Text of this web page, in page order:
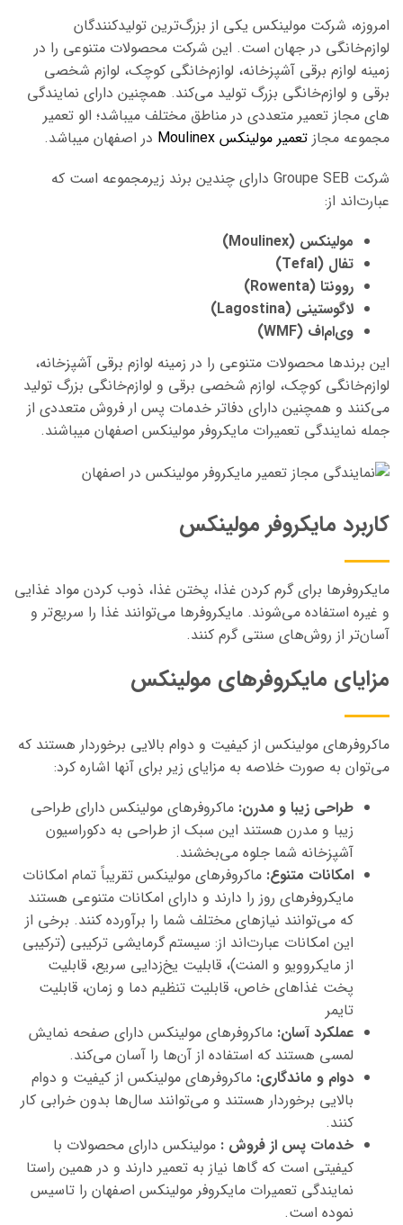
امروزه، شرکت مولینکس یکی از بزرگ‌ترین تولیدکنندگان
لوازم‌خانگی در جهان است. این شرکت محصولات متنوعی را در
زمینه لوازم برقی آشپزخانه، لوازم‌خانگی کوچک، لوازم شخصی
برقی و لوازم‌خانگی بزرگ تولید می‌کند. همچنین دارای نمایندگی
های مجاز تعمیر متعددی در مناطق مختلف میباشد؛ الو تعمیر
مجموعه مجاز تعمیر مولینکس Moulinex
در اصفهان میباشد.
شرکت Groupe SEB دارای چندین برند زیرمجموعه است که
عبارت‌اند از:
مولینکس (Moulinex)
تفال (Tefal)
روونتا (Rowenta)
لاگوستینی (Lagostina)
وی‌ام‌اف (WMF)
این برندها محصولات متنوعی را در زمینه لوازم برقی آشپزخانه،
لوازم‌خانگی کوچک، لوازم شخصی برقی و لوازم‌خانگی بزرگ تولید
می‌کنند و همچنین دارای دفاتر خدمات پس ار فروش متعددی از
جمله نمایندگی تعمیرات مایکروفر مولینکس اصفهان میباشند.
کاربرد مایکروفر مولینکس
مایکروفرها برای گرم کردن غذا، پختن غذا، ذوب کردن مواد غذایی
و غیره استفاده می‌شوند. مایکروفرها می‌توانند غذا را سریع‌تر و
آسان‌تر از روش‌های سنتی گرم کنند.
مزایای مایکروفرهای مولینکس
ماکروفرهای مولینکس از کیفیت و دوام بالایی برخوردار هستند که
می‌توان به صورت خلاصه به مزایای زیر برای آنها اشاره کرد:
طراحی زیبا و مدرن: ماکروفرهای مولینکس دارای طراحی
زیبا و مدرن هستند این سبک از طراحی به دکوراسیون
آشپزخانه شما جلوه می‌بخشند.
امکانات متنوع: ماکروفرهای مولینکس تقریباً تمام امکانات
مایکروفرهای روز را دارند و دارای امکانات متنوعی هستند
که می‌توانند نیازهای مختلف شما را برآورده کنند. برخی از
این امکانات عبارت‌اند از: سیستم گرمایشی ترکیبی (ترکیبی
از مایکروویو و المنت)، قابلیت یخ‌زدایی سریع، قابلیت
پخت غذاهای خاص، قابلیت تنظیم دما و زمان، قابلیت
تایمر
عملکرد آسان: ماکروفرهای مولینکس دارای صفحه نمایش
لمسی هستند که استفاده از آن‌ها را آسان می‌کند.
دوام و ماندگاری: ماکروفرهای مولینکس از کیفیت و دوام
بالایی برخوردار هستند و می‌توانند سال‌ها بدون خرابی کار
کنند.
خدمات پس از فروش : مولینکس دارای محصولات با
کیفیتی است که گاها نیاز به تعمیر دارند و در همین راستا
نمایندگی تعمیرات مایکروفر مولینکس اصفهان را تاسیس
نموده است.